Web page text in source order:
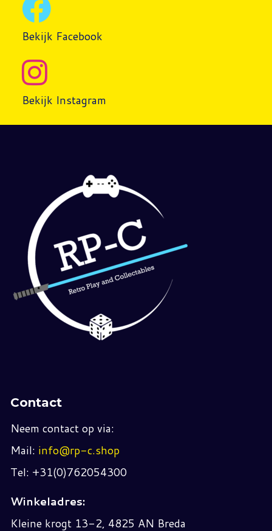
Bekijk Facebook
Bekijk Instagram
Contact
Neem contact op via:
Mail: info@rp-c.shop
Tel: +31(0)762054300
Winkeladres:
Kleine krogt 13-2, 4825 AN Breda